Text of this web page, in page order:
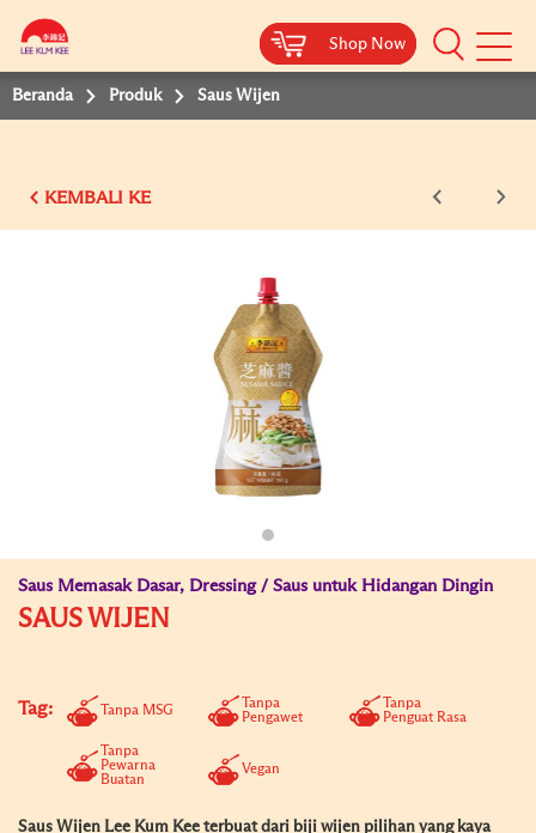
Shop Now
Shop Now
Beranda Produk Saus Wijen
KEMBALI KE
Saus Memasak Dasar, Dressing / Saus untuk Hidangan Dingin
SAUS WIJEN
Tag: Tanpa MSG
Tanpa
Pengawet
Tanpa
Penguat Rasa
Tanpa
Pewarna
Buatan
Vegan
Saus Wijen Lee Kum Kee terbuat dari biji wijen pilihan yang kaya